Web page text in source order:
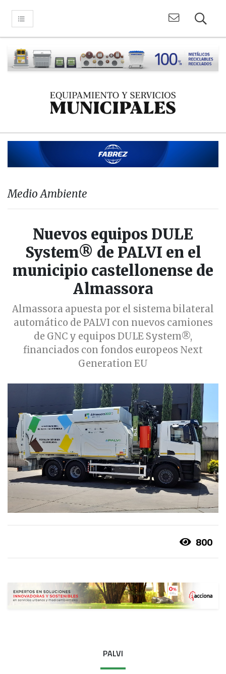
Medio Ambiente
Nuevos equipos DULE
System® de PALVI en el
municipio castellonense de
Almassora
Almassora apuesta por el sistema bilateral
automático de PALVI con nuevos camiones
de GNC y equipos DULE System®,
financiados con fondos europeos Next
Generation EU
800
PALVI